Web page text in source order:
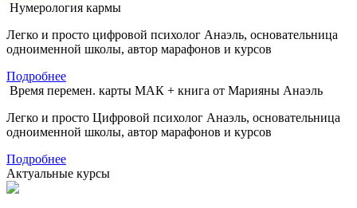
Нумерология кармы
Легко и просто цифровой психолог Анаэль, основательница
одноименной школы, автор марафонов и курсов
Подробнее
Время перемен. карты МАК + книга от Марияны Анаэль
Легко и просто Цифровой психолог Анаэль, основательница
одноименной школы, автор марафонов и курсов
Подробнее
Актуальные курсы